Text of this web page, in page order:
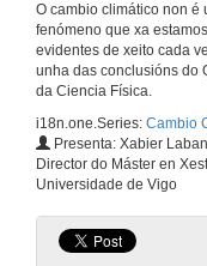
O cambio climático non é
fenómeno que xa
evidentes de xeito cada
unha das conclusións do
da Ciencia Física.
i18n.one.Series: Cambio
Presenta: Xabier
Director do Máster en
Universidade de Vigo